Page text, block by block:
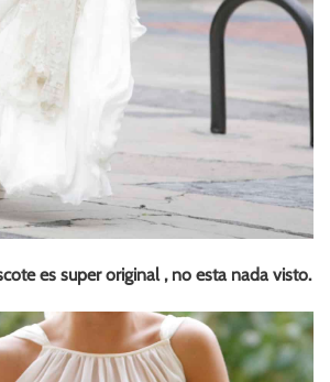
es super original , no esta nada visto.